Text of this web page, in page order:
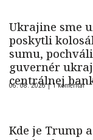
Ukrajine sme
poskytli
sumu,
guvernér
centrálnej
06. 08. 2026 |1 komentár
Kde je Trump